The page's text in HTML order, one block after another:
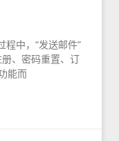
中，“发送邮件”
、密码重置、订
能而